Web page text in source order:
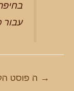
עבור
ניווט
→ ה פוסט